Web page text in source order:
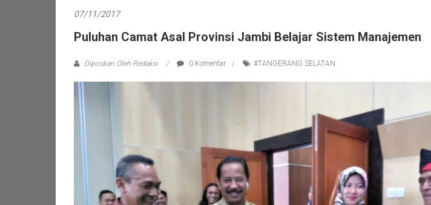
07/11/2017
Puluhan Camat Asal Provinsi Jambi Belajar Sistem Manajemen
Diposkan Oleh:Redaksi 0 Komentar #TANGERANG SELATAN